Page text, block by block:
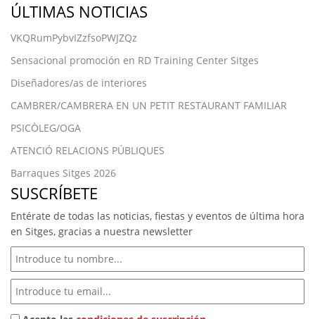
ÚLTIMAS NOTICIAS
VKQRumPybvIZzfsoPWJZQz
Sensacional promoción en RD Training Center Sitges
Diseñadores/as de interiores
CAMBRER/CAMBRERA EN UN PETIT RESTAURANT FAMILIAR
PSICÒLEG/OGA
ATENCIÓ RELACIONS PÚBLIQUES
Barraques Sitges 2026
SUSCRÍBETE
Entérate de todas las noticias, fiestas y eventos de última hora
en Sitges, gracias a nuestra newsletter